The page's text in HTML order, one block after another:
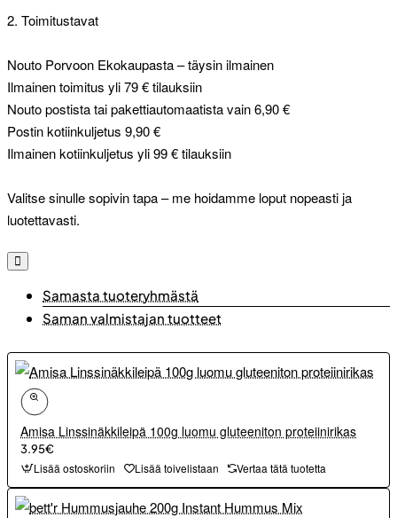
2. Toimitustavat
Nouto Porvoon Ekokaupasta – täysin ilmainen
Ilmainen toimitus yli 79 € tilauksiin
Nouto postista tai pakettiautomaatista vain 6,90 €
Postin kotiinkuljetus 9,90 €
Ilmainen kotiinkuljetus yli 99 € tilauksiin
Valitse sinulle sopivin tapa – me hoidamme loput nopeasti ja
luotettavasti.
Samasta tuoteryhmästä
Saman valmistajan tuotteet
Amisa Linssinäkkileipä 100g luomu gluteeniton proteiinirikas
3.95€
Lisää ostoskoriin Lisää toivelistaan Vertaa tätä tuotetta